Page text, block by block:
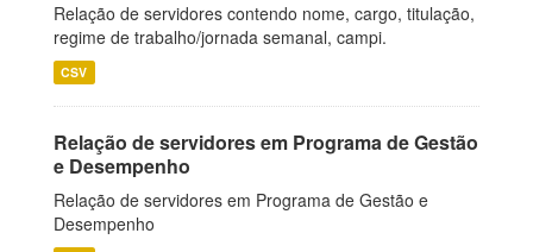
Relação de servidores contendo nome, cargo, titulação,
regime de trabalho/jornada semanal, campi.
CSV
Relação de servidores em Programa de Gestão
e Desempenho
Relação de servidores em Programa de Gestão e
Desempenho